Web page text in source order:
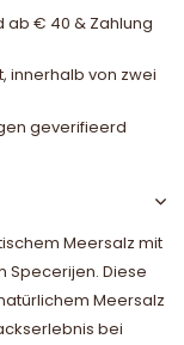
ab € 40 & Zahlung
innerhalb von zwei
geverifieerd
Meersalz mit
Specerijen. Diese
Meersalz
bei